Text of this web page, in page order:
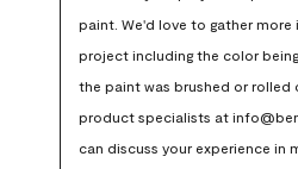
paint. We'd love to gather
project including the color
the paint was brushed or rolled
product specialists at
can discuss your experience in